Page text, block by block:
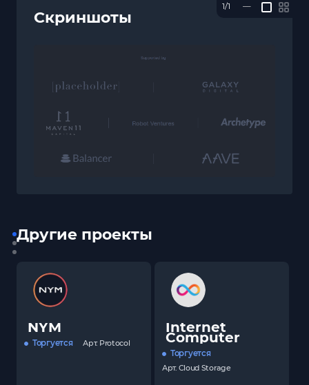
Скриншоты
1/1 —
Другие проекты
NYM
Торгуется Арт. Protocol
Internet
Computer
Торгуется
Арт. Cloud Storage